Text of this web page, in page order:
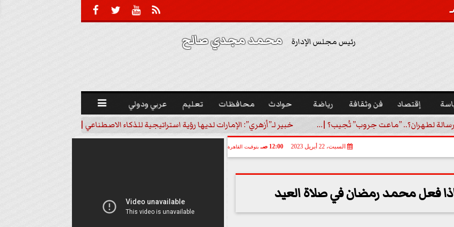
  

رئيس مجلس الإدارة محمد مجدي صالح
إقتصاد فن وثقافة رياضة حوادث محافظات تعليم عربي ودولي 
لطهران؟.. ”ماعت جروب” تُجيب؟ |... خبير لـ”أزهري”: الإمارات لديها رؤية استراتيجية للذكاء الاصطناعي | فيديو
السبت، 22 أبريل 2023 12:00 صـ بتوقيت القاهرة
فعل محمد رمضان في صلاة العيد